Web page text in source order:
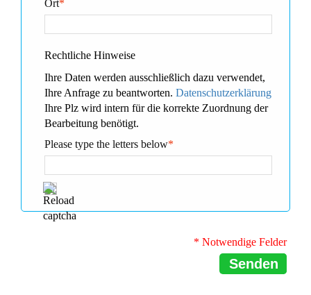
*
Ort
Rechtliche Hinweise
Ihre Daten werden ausschließlich dazu verwendet,
Ihre Anfrage zu beantworten. Datenschutzerklärung
Ihre Plz wird intern für die korrekte Zuordnung der
Bearbeitung benötigt.
*
Please type the letters below
* Notwendige Felder
Senden